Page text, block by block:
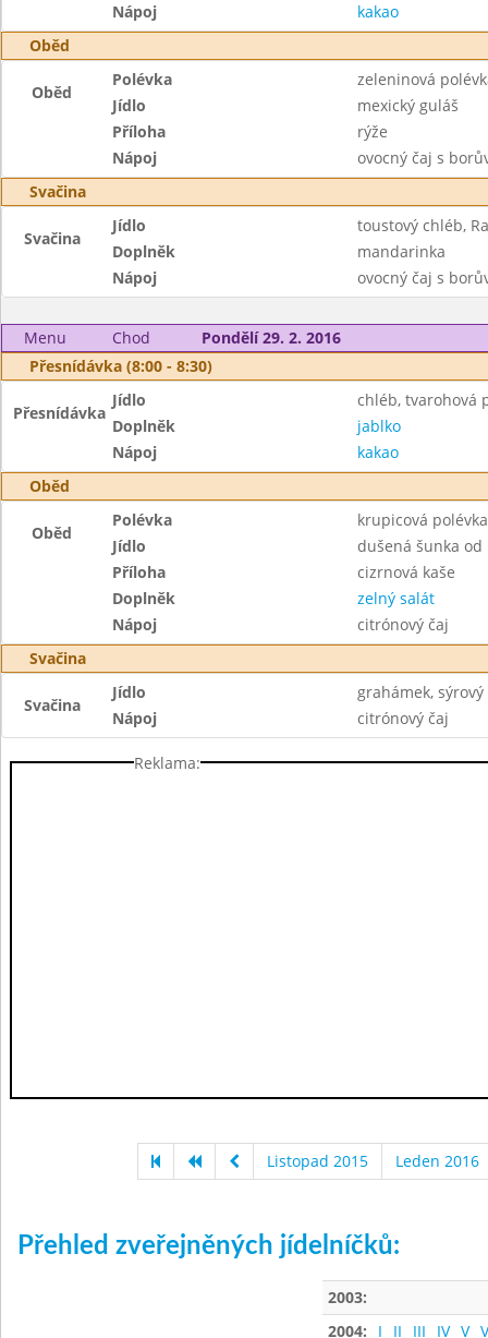
Nápoj
kakao
Oběd
Oběd
Polévka
zeleninová
Jídlo
mexický guláš
Příloha
rýže
Nápoj
ovocný čaj s
Svačina
Svačina
Jídlo
toustový chléb,
Doplněk
mandarinka
Nápoj
ovocný čaj s
Menu Chod
Pondělí 29. 2. 2016
Přesnídávka (8:00 - 8:30)
Přesnídávka
Jídlo
chléb, tvarohová
Doplněk
jablko
Nápoj
kakao
Oběd
Oběd
Polévka
krupicová
Jídlo
dušená šunka od
Příloha
cizrnová kaše
Doplněk
zelný salát
Nápoj
citrónový čaj
Svačina
Svačina
Jídlo
grahámek,
Nápoj
citrónový čaj
Reklama:
Listopad 2015 Leden 2016
Přehled zveřejněných jídelníčků:
2003:
2004:
I II III IV V